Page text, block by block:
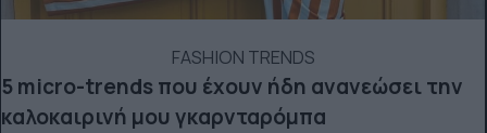
FASHION TRENDS
5 micro-trends που έχουν ήδη ανανεώσει την
καλοκαιρινή μου γκαρνταρόμπα